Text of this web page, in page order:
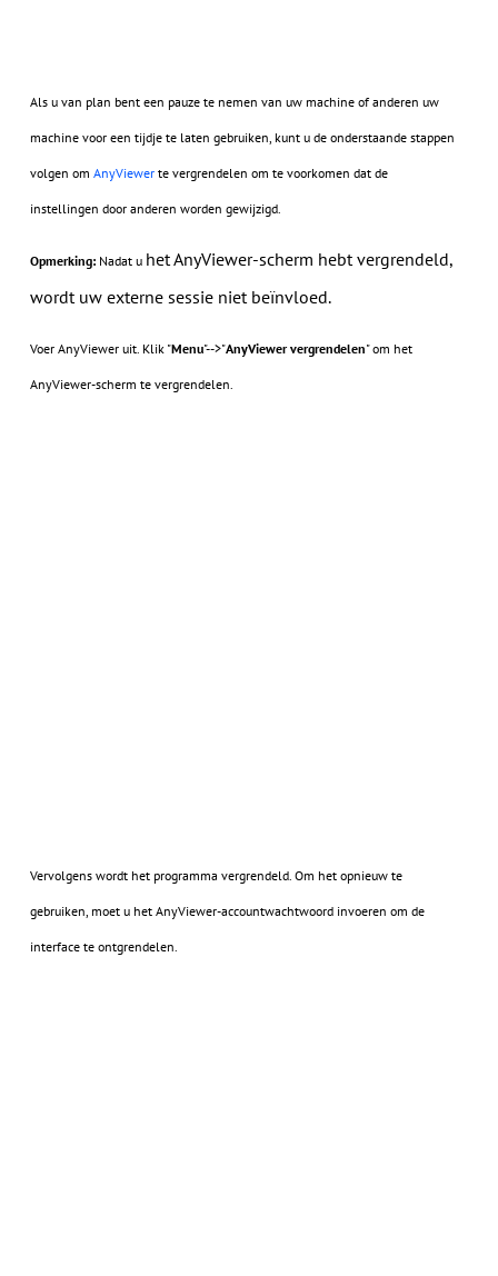
Als u van plan bent een pauze te nemen van uw machine of anderen uw
machine voor een tijdje te laten gebruiken, kunt u de onderstaande stappen
volgen om AnyViewerte vergrendelen om te voorkomen dat de
instellingen door anderen worden gewijzigd.
Opmerking:Nadat u het AnyViewer-scherm hebt vergrendeld,
wordt uw externe sessie niet beïnvloed.
Voer AnyViewer uit. Klik "Menu"-->"AnyViewer vergrendelen" om het
AnyViewer-scherm te vergrendelen.
Vervolgens wordt het programma vergrendeld. Om het opnieuw te
gebruiken, moet u het AnyViewer-accountwachtwoord invoeren om de
interface te ontgrendelen.